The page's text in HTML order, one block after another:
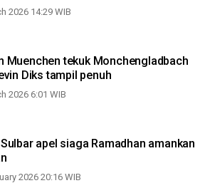
2026 14:29 WIB
Muenchen tekuk Monchengladbach
Diks tampil penuh
2026 6:01 WIB
apel siaga Ramadhan amankan
2026 20:16 WIB